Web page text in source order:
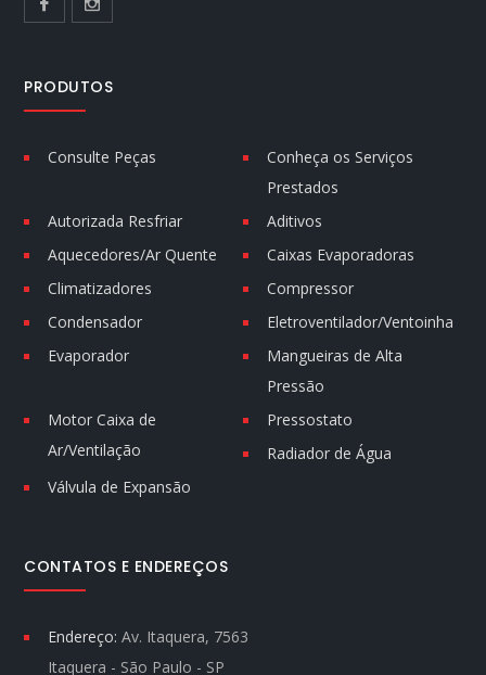
PRODUTOS
Consulte Peças
Conheça os Serviços
Prestados
Autorizada Resfriar
Aditivos
Aquecedores/Ar Quente
Caixas Evaporadoras
Climatizadores
Compressor
Condensador
Eletroventilador/Ventoinha
Evaporador
Mangueiras de Alta
Pressão
Motor Caixa de
Ar/Ventilação
Pressostato
Radiador de Água
Válvula de Expansão
CONTATOS E ENDEREÇOS
Endereço: Av. Itaquera, 7563
Itaquera - São Paulo - SP